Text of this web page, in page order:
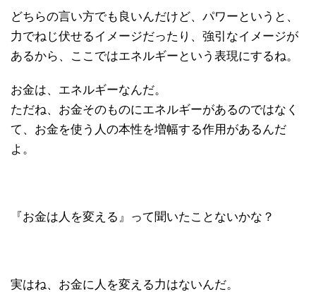
どちらの言い方でも良いんだけど、パワーというと、
力でねじ伏せるイメージだったり、強引なイメージが
あるから、ここではエネルギーという表現にするね。
お金は、エネルギーなんだ。
ただね、お金そのものにエネルギーがあるのではなく
て、お金を使う人の本性を増幅する作用があるんだ
よ。
『お金は人を変える』って聞いたことないかな？
実はね、お金に人を変える力はないんだ。